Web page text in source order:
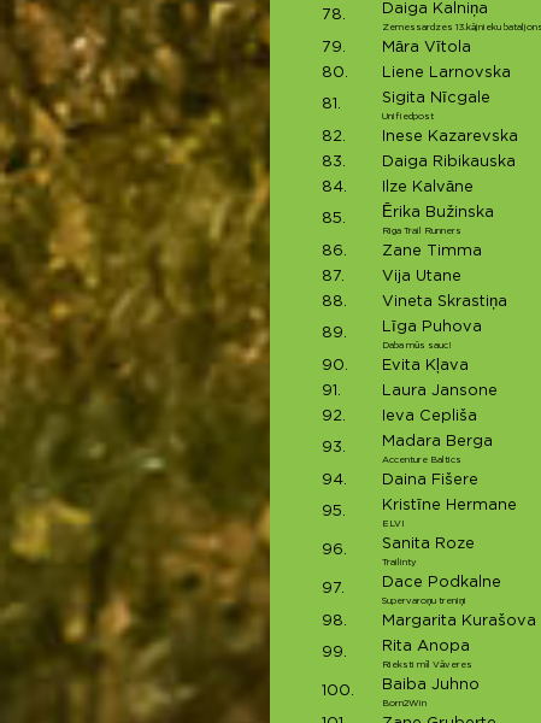
78. Daiga Kalniņa
Zemessardzes 13.kājnieku bataljons
79. Māra Vītola
80.
Liene Larnovska
81. Sigita Nīcgale
Unifiedpost
82. Inese Kazarevska
83.
Daiga Ribikauska
84.
Ilze Kalvāne
85. Ērika Bužinska
Riga Trail Runners
86. Zane Timma
87.
Vija Utane
88.
Vineta Skrastiņa
89. Līga Puhova
Daba mūs sauc!
90. Evita Kļava
91.
Laura Jansone
92.
Ieva Cepliša
93. Madara Berga
Accenture Baltics
94. Daina Fišere
95. Kristīne Hermane
ELVI
96. Sanita Roze
Trailinty
97. Dace Podkalne
Supervaroņu treniņi
98. Margarita Kurašova
99. Rita Anopa
Rieksti mīl Vāveres
100. Baiba Juhno
Born2Win